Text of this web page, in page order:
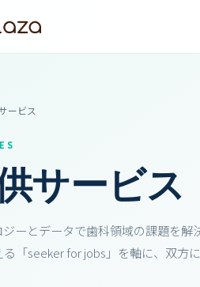
ービス
サービス
ジーとデータで歯科領域の課題を
る「seeker for jobs」を軸に、双方